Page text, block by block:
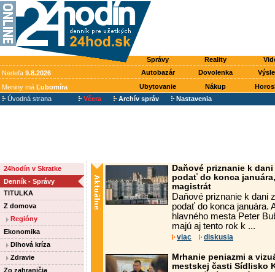
Správy Reality
Nedeľa 9.8.2026 Autobazár Dovolenka
Meniny má Ľubomíra Ubytovanie Nákup
Úvodná strana
Včera Archív správ Nastavenia
24hodín v Skratke
Denník - Správy
TITULKA
Z domova
Regióny
Ekonomika
Dlhová kríza
Zdravie
Zo zahraničia
Daňové priznanie k
podať do konca
magistrát
Daňové priznanie k dani
podať do konca januára.
hlavného mesta Peter
majú aj tento rok k ...
viac diskusia
Mrhanie peniazmi a
mestskej časti Sídlisko